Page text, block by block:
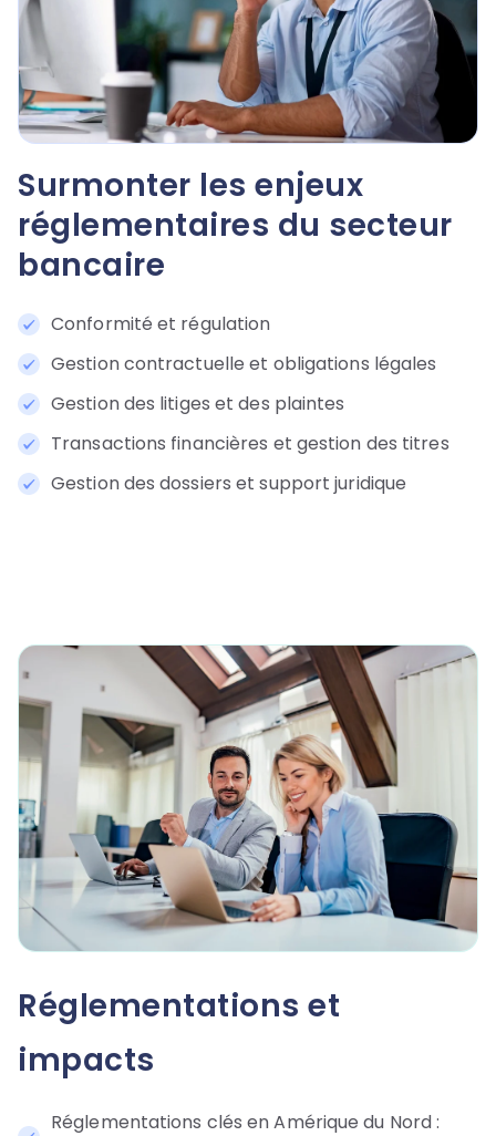
Surmonter les enjeux
réglementaires du secteur
bancaire
Conformité et régulation
Gestion contractuelle et obligations légales
Gestion des litiges et des plaintes
Transactions financières et gestion des titres
Gestion des dossiers et support juridique
Réglementations et
impacts
Réglementations clés en Amérique du Nord :